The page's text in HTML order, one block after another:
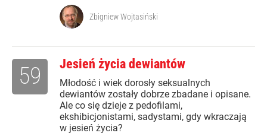
Zbigniew Wojtasiński
Jesień życia dewiantów
Młodość i wiek dorosły seksualnych
dewiantów zostały dobrze zbadane i opisane.
Ale co się dzieje z pedofilami,
ekshibicjonistami, sadystami, gdy wkraczają
w jesień życia?
59